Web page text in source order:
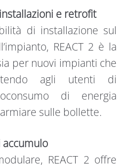
e retrofit
di installazione sul
REACT 2 è la
per nuovi impianti che
agli utenti di
di energia
sulle bollette.
REACT 2 offre